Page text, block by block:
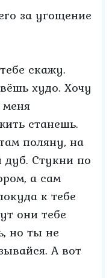
за угощение
скажу.
худо. Хочу
станешь.
поляну, на
дуб. Стукни по
а сам
к тебе
они тебе
но ты не
А вот